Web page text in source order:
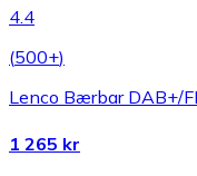
4.4
(500+)
Lenco Bærbar DAB+/
1 265 kr